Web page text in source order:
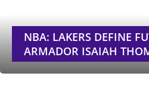
NBA: LAKERS DEFINE
ARMADOR ISAIAH